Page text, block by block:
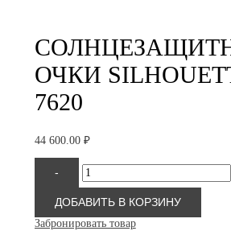
ОЧКИ
7620
44 600.00 ₽
-
Количество
товара
Silhouette
8746
7620
ДОБАВИТЬ В КОРЗИНУ
Забронировать товар